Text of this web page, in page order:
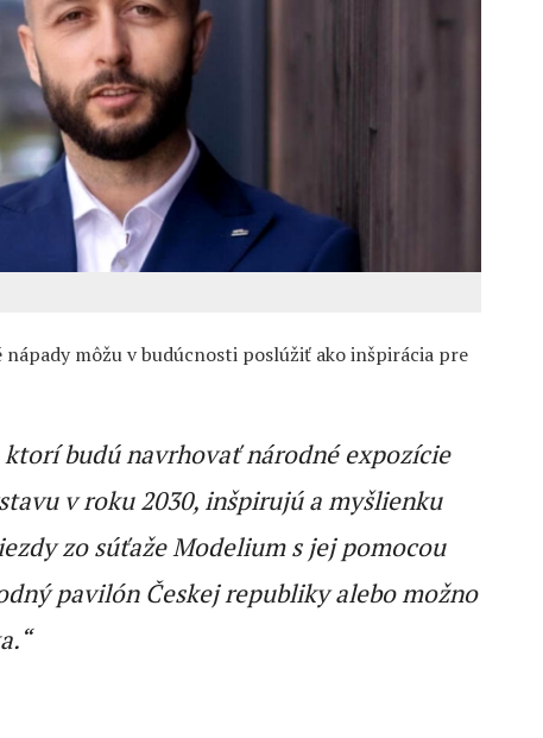
nápady môžu v budúcnosti poslúžiť ako inšpirácia pre
budú navrhovať národné expozície
v roku 2030, inšpirujú a myšlienku
zo súťaže Modelium s jej pomocou
pavilón Českej republiky alebo možno